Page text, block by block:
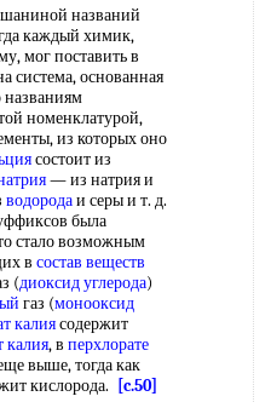
названий
каждый химик,
мог поставить в
система, основанная
номенклатурой,
из которых оно
состоит из
— из натрия и
водородаи серы и т. д.
была
стало возможным
в состав веществ
(диоксид углерода)
газ (монооксид
калиясодержит
калия, в перхлорате
выше, тогда как
кислорода.
[c.50]